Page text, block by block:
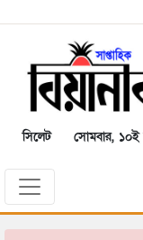
সিলেট সোমবার, ১০ই